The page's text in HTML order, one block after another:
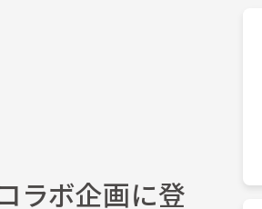
ラボ企画に登